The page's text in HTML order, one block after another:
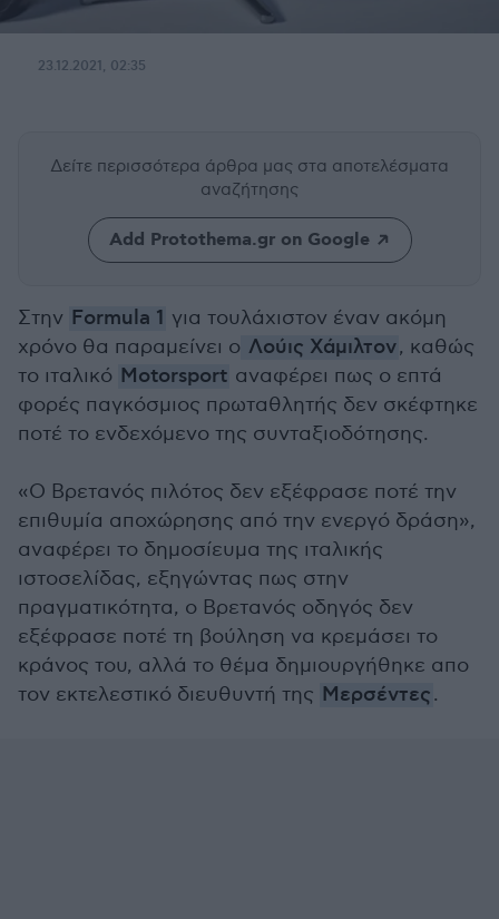
23.12.2021, 02:35
Δείτε περισσότερα άρθρα μας στα αποτελέσματα
αναζήτησης
Add Protothema.gr on Google
Στην Formula 1 για τουλάχιστον έναν ακόμη
χρόνο θα παραμείνει ο Λούις Χάμιλτον, καθώς
το ιταλικό Motorsport αναφέρει πως ο επτά
φορές παγκόσμιος πρωταθλητής δεν σκέφτηκε
ποτέ το ενδεχόμενο της συνταξιοδότησης.
«Ο Βρετανός πιλότος δεν εξέφρασε ποτέ την
επιθυμία αποχώρησης από την ενεργό δράση»,
αναφέρει το δημοσίευμα της ιταλικής
ιστοσελίδας, εξηγώντας πως στην
πραγματικότητα, ο Βρετανός οδηγός δεν
εξέφρασε ποτέ τη βούληση να κρεμάσει το
κράνος του, αλλά το θέμα δημιουργήθηκε απο
τον εκτελεστικό διευθυντή της Μερσέντες.